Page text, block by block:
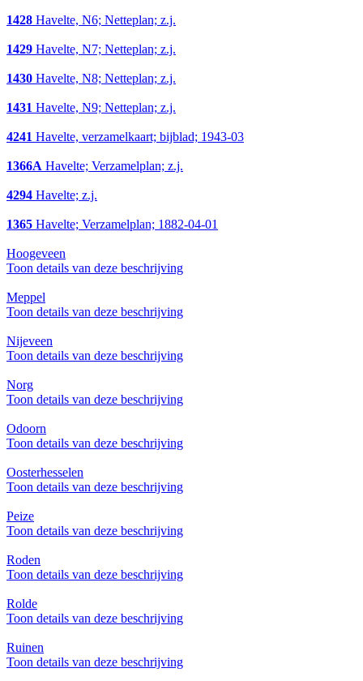
1428 Havelte, N6; Netteplan; z.j.
1429 Havelte, N7; Netteplan; z.j.
1430 Havelte, N8; Netteplan; z.j.
1431 Havelte, N9; Netteplan; z.j.
4241 Havelte, verzamelkaart; bijblad; 1943-03
1366A Havelte; Verzamelplan; z.j.
4294 Havelte; z.j.
1365 Havelte; Verzamelplan; 1882-04-01
Hoogeveen
Toon details van deze beschrijving
Meppel
Toon details van deze beschrijving
Nijeveen
Toon details van deze beschrijving
Norg
Toon details van deze beschrijving
Odoorn
Toon details van deze beschrijving
Oosterhesselen
Toon details van deze beschrijving
Peize
Toon details van deze beschrijving
Roden
Toon details van deze beschrijving
Rolde
Toon details van deze beschrijving
Ruinen
Toon details van deze beschrijving